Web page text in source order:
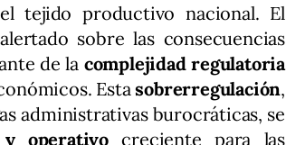
tejido productivo nacional. El
sobre las consecuencias
de la complejidad regulatoria
Estasobrerregulación,
administrativas burocráticas, se
operativo creciente para las